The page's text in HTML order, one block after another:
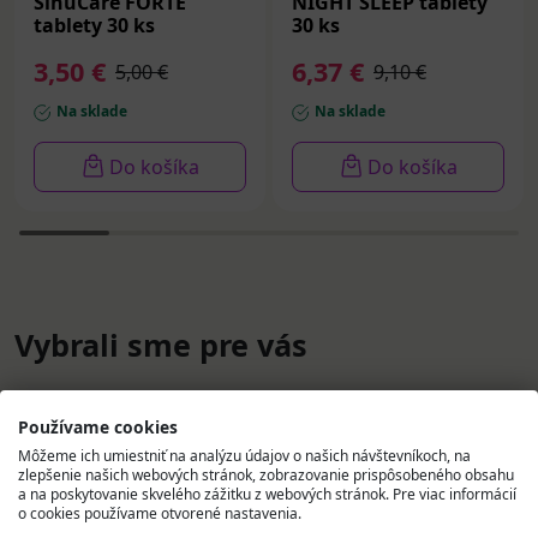
tablety 30 ks
3,50 € 5,00 €
Na sklade
Do košíka
30 ks
6,37 € 9,10 €
Na sklade
Do košíka
Vybrali sme pre vás
Používame cookies
Môžeme ich umiestniť na analýzu údajov o našich návštevníkoch, na
zlepšenie našich webových stránok, zobrazovanie prispôsobeného obsahu
a na poskytovanie skvelého zážitku z webových stránok. Pre viac informácií
o cookies používame otvorené nastavenia.